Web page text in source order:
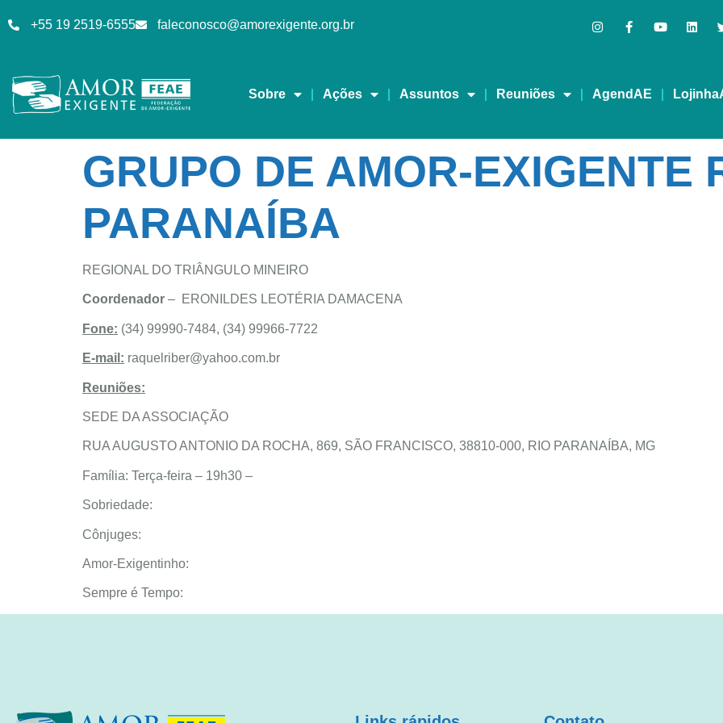
+55 19 2519-6555 faleconosco@amorexigente.org.br
Sobre Ações Assuntos Reuniões AgendAE
GRUPO DE AMOR-EXIGENTE
PARANAÍBA
REGIONAL DO TRIÂNGULO MINEIRO
Coordenador – ERONILDES LEOTÉRIA DAMACENA
Fone: (34) 99990-7484, (34) 99966-7722
E-mail: raquelriber@yahoo.com.br
Reuniões:
SEDE DA ASSOCIAÇÃO
RUA AUGUSTO ANTONIO DA ROCHA, 869, SÃO FRANCISCO, 38810-000, RIO PARANAÍBA, MG
Família: Terça-feira – 19h30 –
Sobriedade:
Cônjuges:
Amor-Exigentinho:
Sempre é Tempo: